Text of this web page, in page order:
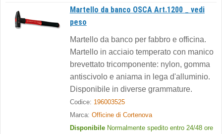
Martello da banco OSCA Art.1200 _ vedi
peso
Martello da banco per fabbro e officina.
Martello in acciaio temperato con manico
brevettato tricomponente: nylon, gomma
antiscivolo e aniama in lega d'alluminio.
Disponibile in diverse grammature.
Codice: 196003525
Marca: Officine di Cortenova
Disponibile Normalmente spedito entro 24/48 ore